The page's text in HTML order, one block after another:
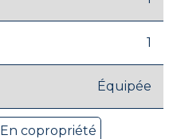
1
Équipée
En copropriété